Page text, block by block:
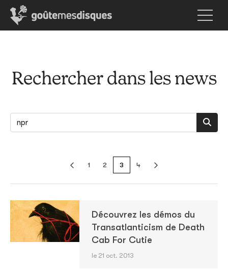
Rechercher dans les news
1 2 3 4
Découvrez les démos du
Transatlanticism de Death
Cab For Cutie
le 21 oct. 2013